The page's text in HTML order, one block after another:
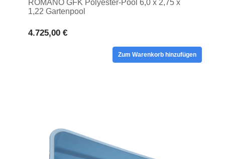
ROMANO GFK Polyester-Pool 6,0 x 2,75 x
1,22 Gartenpool
4.725,00 €
Zum Warenkorb hinzufügen